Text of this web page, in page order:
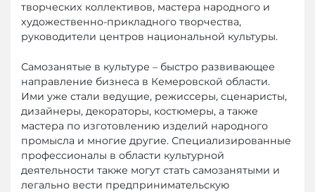
творческих коллективов, мастера народного и
художественно-прикладного творчества,
руководители центров национальной культуры.
Самозанятые в культуре – быстро развивающее
направление бизнеса в Кемеровской области.
Ими уже стали ведущие, режиссеры, сценаристы,
дизайнеры, декораторы, костюмеры, а также
мастера по изготовлению изделий народного
промысла и многие другие. Специализированные
профессионалы в области культурной
деятельности также могут стать самозанятыми и
легально вести предпринимательскую